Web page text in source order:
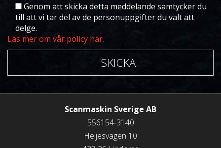
Genom att skicka detta meddelande samtycker du
till att vi tar del av de personuppgifter du valt att
delge.
Läs mer om vår policy här.
SKICKA
Scanmaskin Sverige AB
556154-3140
Heljesvägen 10